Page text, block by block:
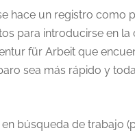
hace un registro como
para introducirse en
für Arbeit que
sea más rápido y
búsqueda de trabajo